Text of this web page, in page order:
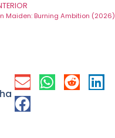
Maiden: Burning Ambition (2026)